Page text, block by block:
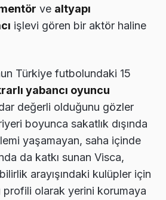
ve altyapı
işlevi gören bir aktör haline
Türkiye futbolundaki 15
yabancı oyuncu
değerli olduğunu gözler
boyunca sakatlık dışında
yaşamayan, saha içinde
da katkı sunan Visca,
arayışındaki kulüpler için
olarak yerini korumaya